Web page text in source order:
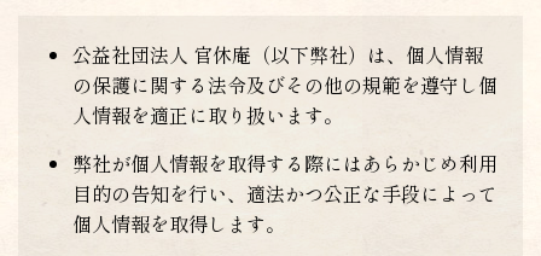
公益社団法人 官休庵（以下弊社）は、個人情報
の保護に関する法令及びその他の規範を遵守し個
人情報を適正に取り扱います。
弊社が個人情報を取得する際にはあらかじめ利用
目的の告知を行い、適法かつ公正な手段によって
個人情報を取得します。